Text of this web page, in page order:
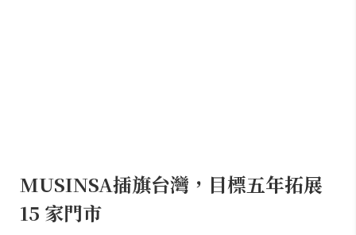
MUSINSA插旗台灣，目標五年拓展
15 家門市